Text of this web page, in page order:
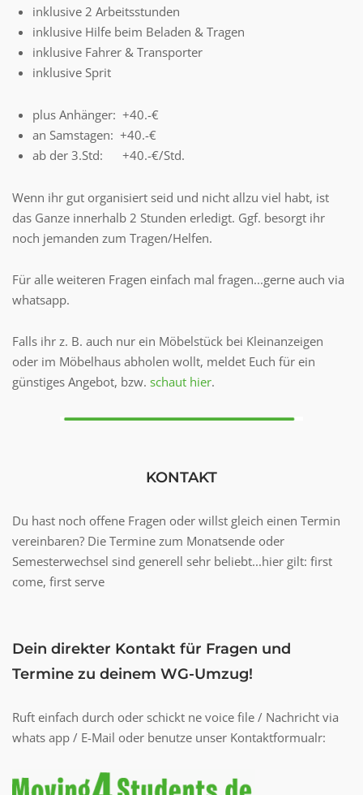
inklusive 2 Arbeitsstunden
inklusive Hilfe beim Beladen & Tragen
inklusive Fahrer & Transporter
inklusive Sprit
plus Anhänger: +40.-€
an Samstagen: +40.-€
ab der 3.Std: +40.-€/Std.
Wenn ihr gut organisiert seid und nicht allzu viel habt, ist
das Ganze innerhalb 2 Stunden erledigt. Ggf. besorgt ihr
noch jemanden zum Tragen/Helfen.
Für alle weiteren Fragen einfach mal fragen...gerne auch via
whatsapp.
Falls ihr z. B. auch nur ein Möbelstück bei Kleinanzeigen
oder im Möbelhaus abholen wollt, meldet Euch für ein
günstiges Angebot, bzw. schaut hier.
KONTAKT
Du hast noch offene Fragen oder willst gleich einen Termin
vereinbaren? Die Termine zum Monatsende oder
Semesterwechsel sind generell sehr beliebt...hier gilt: first
come, first serve
Dein direkter Kontakt für Fragen und
Termine zu deinem WG-Umzug!
Ruft einfach durch oder schickt ne voice file / Nachricht via
whats app / E-Mail oder benutze unser Kontaktformualr: